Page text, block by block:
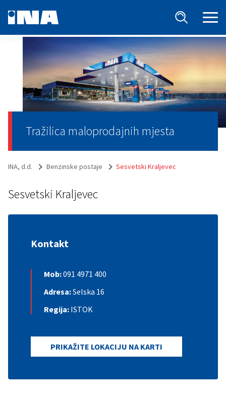
Tražilica maloprodajnih mjesta
INA, d.d. Benzinske postaje Sesvetski Kraljevec
Sesvetski Kraljevec
Kontakt
Mob:091 4971 400
Adresa:Selska 16
Regija: ISTOK
PRIKAŽITE LOKACIJU NA KARTI